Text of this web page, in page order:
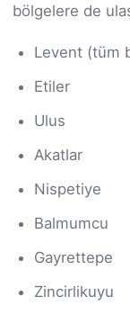
bölgelere de
Levent (tüm
Etiler
Ulus
Akatlar
Nispetiye
Balmumcu
Gayrettepe
Zincirlikuyu